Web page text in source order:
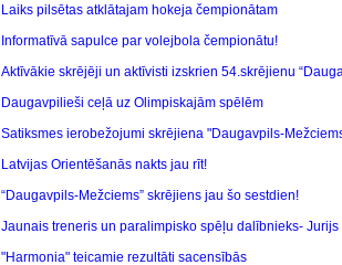
Laiks pilsētas atklātajam hokeja čempionātam
Informatīvā sapulce par volejbola čempionātu!
Aktīvākie skrējēji un aktīvisti izskrien 54.skrējienu
Daugavpilieši ceļā uz Olimpiskajām spēlēm
Satiksmes ierobežojumi skrējiena "Daugavpils-
Latvijas Orientēšanās nakts jau rīt!
“Daugavpils-Mežciems” skrējiens jau šo sestdien!
Jaunais treneris un paralimpisko spēļu dalībnieks- Jurijs
"Harmonia" teicamie rezultāti sacensībās